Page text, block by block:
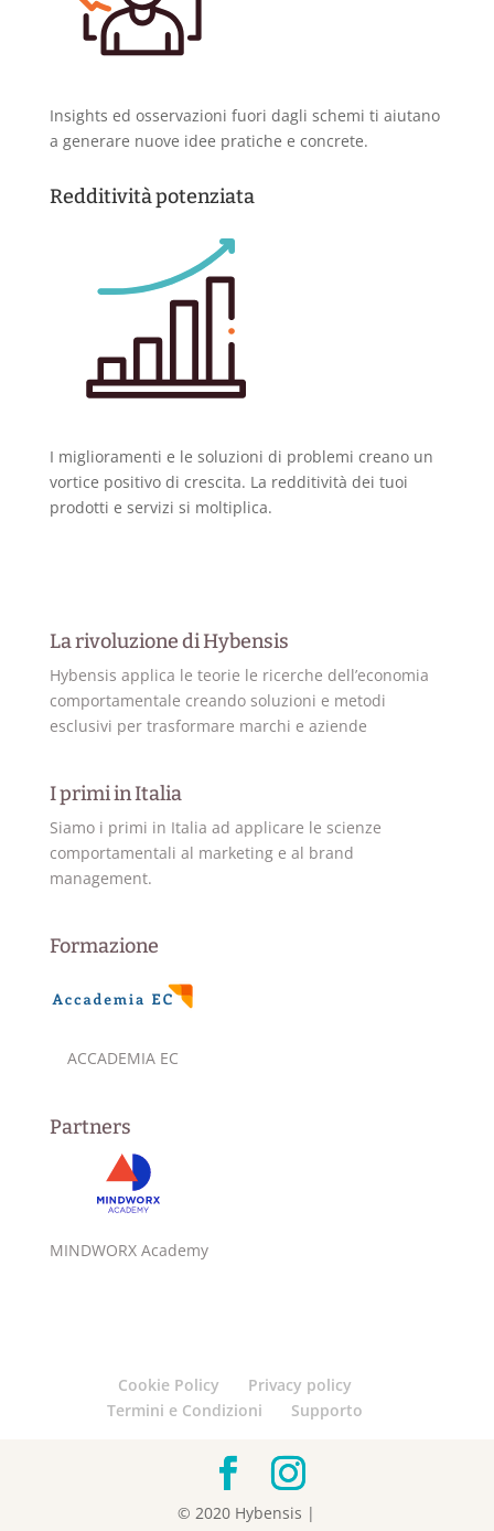
Insights ed osservazioni fuori dagli schemi ti aiutano
a generare nuove idee pratiche e concrete.
Redditività potenziata
I miglioramenti e le soluzioni di problemi creano un
vortice positivo di crescita. La redditività dei tuoi
prodotti e servizi si moltiplica.
La rivoluzione di Hybensis
Hybensis applica le teorie le ricerche dell’economia
comportamentale creando soluzioni e metodi
esclusivi per trasformare marchi e aziende
I primi in Italia
Siamo i primi in Italia ad applicare le scienze
comportamentali al marketing e al brand
management.
Formazione
ACCADEMIA EC
Partners
MINDWORX Academy
Cookie Policy
Privacy policy
Termini e Condizioni
Supporto
© 2020 Hybensis |